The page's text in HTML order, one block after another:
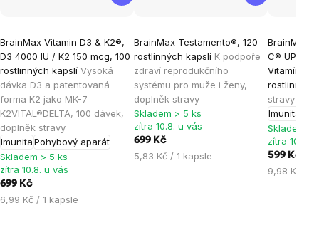
BrainMax Vitamin D3 & K2®,
D3 4000 IU / K2 150 mcg, 100
rostlinných kapslí Vysoká
dávka D3 a patentovaná
forma K2 jako MK-7
K2VITAL®DELTA, 100 dávek,
doplněk stravy
ImunitaPohybový aparát
hodnocení
produktu
je
5,0
z
5
hvězdiček.
Skladem > 5 ks
zítra 10.8. u vás
699 Kč
Měrná
6,99 Kč / 1 kapsle
BrainMax Testamento®, 120
rostlinných kapslí K podpoře
zdraví reprodukčního
systému pro muže i ženy,
doplněk stravy
hodnocení
produktu
je
4,8
z
5
hvězdiček.
Skladem > 5 ks
zítra 10.8. u vás
699 Kč
Měrná
5,83 Kč / 1 kapsle
BrainMax
C®
Vitamín C,
stravy
Imunita
produktu
je
5,0
z
5
Skladem >
zítra 10.8.
599 Kč
Měrná
9,98 Kč / 1